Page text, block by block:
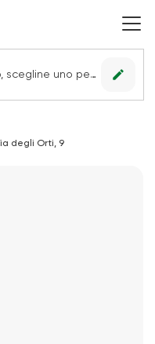
Nessun punto vendita impostato, scegline uno per vedere le offerte. edit
degli Orti, 9